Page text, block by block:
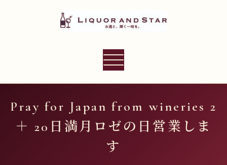
プ
LIQUOR AND STAR
ナ
ー
ョ
ン
Pray for Japan from wineries 2
＋ 20日満月ロゼの日営業しま
す